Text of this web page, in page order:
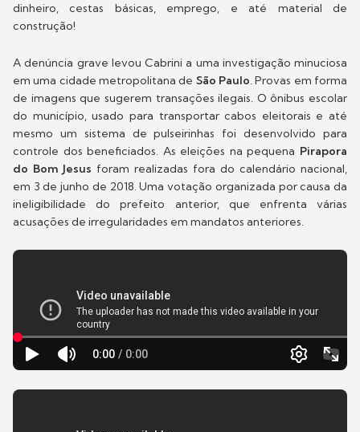
dinheiro, cestas básicas, emprego, e até material de
construção!
A denúncia grave levou Cabrini a uma investigação minuciosa
em uma cidade metropolitana de São Paulo. Provas em forma
de imagens que sugerem transações ilegais. O ônibus escolar
do município, usado para transportar cabos eleitorais e até
mesmo um sistema de pulseirinhas foi desenvolvido para
controle dos beneficiados. As eleições na pequena Pirapora
do Bom Jesus foram realizadas fora do calendário nacional,
em 3 de junho de 2018. Uma votação organizada por causa da
ineligibilidade do prefeito anterior, que enfrenta várias
acusações de irregularidades em mandatos anteriores.